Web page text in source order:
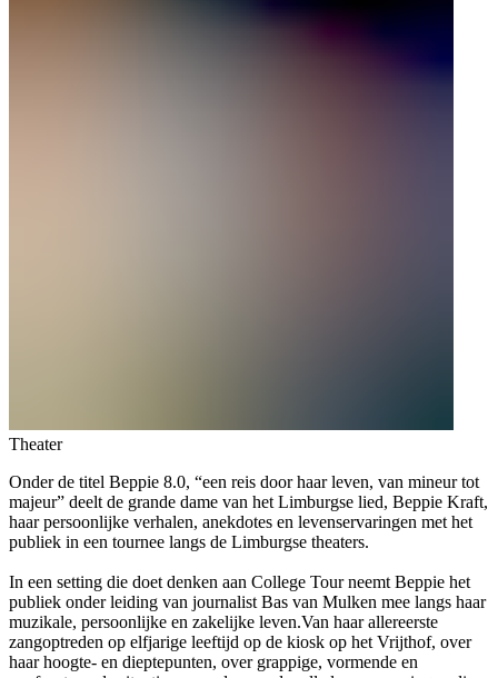
Theater
Onder de titel Beppie 8.0, “een reis door haar leven, van mineur tot
majeur” deelt de grande dame van het Limburgse lied, Beppie Kraft,
haar persoonlijke verhalen, anekdotes en levenservaringen met het
publiek in een tournee langs de Limburgse theaters.
In een setting die doet denken aan College Tour neemt Beppie het
publiek onder leiding van journalist Bas van Mulken mee langs haar
muzikale, persoonlijke en zakelijke leven.Van haar allereerste
zangoptreden op elfjarige leeftijd op de kiosk op het Vrijthof, over
haar hoogte- en dieptepunten, over grappige, vormende en